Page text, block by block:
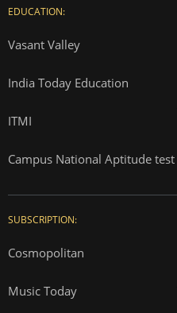
EDUCATION:
Vasant Valley
India Today Education
ITMI
Campus National Aptitude test
SUBSCRIPTION:
Cosmopolitan
Music Today